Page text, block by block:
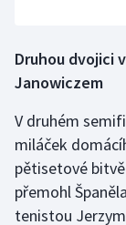
Druhou dvojici
Janowiczem
V druhém
miláček
pětisetové
přemohl
tenistou